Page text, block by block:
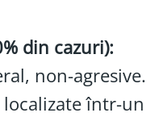
din cazuri):
non-agresive.
localizate într-un